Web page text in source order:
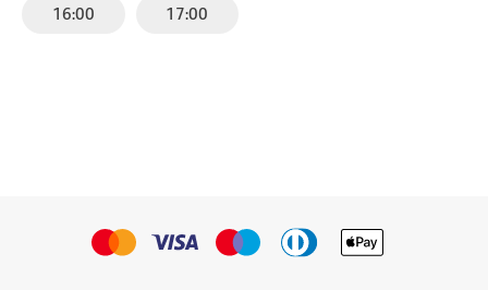
16:00 17:00